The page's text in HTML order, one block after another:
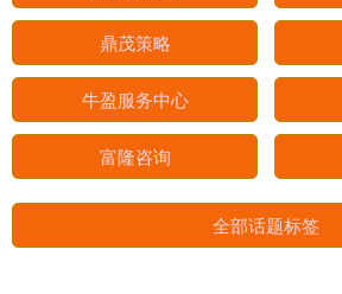
鼎茂策略
牛盈服务中心
富隆咨询
全部话题标签